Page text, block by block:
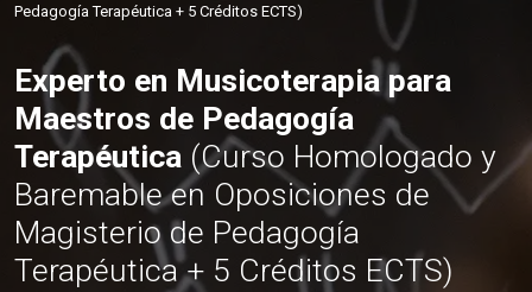
Pedagogía Terapéutica + 5 Créditos ECTS)
Experto en Musicoterapia para
Maestros de Pedagogía
Terapéutica (Curso Homologado y
Baremable en Oposiciones de
Magisterio de Pedagogía
Terapéutica + 5 Créditos ECTS)